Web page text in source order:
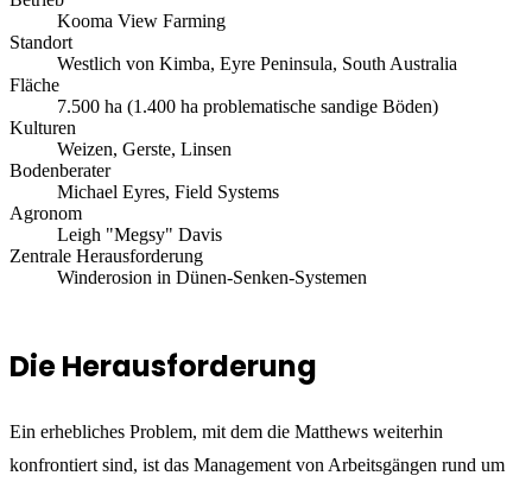
Kooma View Farming
Standort
Westlich von Kimba, Eyre Peninsula, South Australia
Fläche
7.500 ha (1.400 ha problematische sandige Böden)
Kulturen
Weizen, Gerste, Linsen
Bodenberater
Michael Eyres, Field Systems
Agronom
Leigh "Megsy" Davis
Zentrale Herausforderung
Winderosion in Dünen-Senken-Systemen
Die Herausforderung
Ein erhebliches Problem, mit dem die Matthews weiterhin
konfrontiert sind, ist das Management von Arbeitsgängen rund um